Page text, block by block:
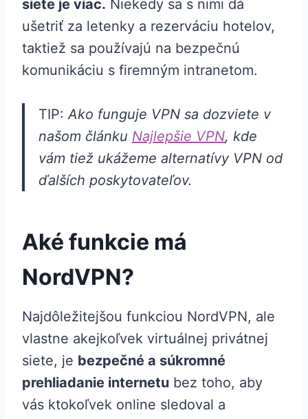
siete je viac. Niekedy sa s nimi dá
ušetriť za letenky a rezerváciu hotelov,
taktiež sa používajú na bezpečnú
komunikáciu s firemným intranetom.
TIP:Ako funguje VPN sa dozviete v
našom článku Najlepšie VPN, kde
vám tiež ukážeme alternatívy VPN od
ďalších poskytovateľov.
Aké funkcie má
NordVPN?
Najdôležitejšou funkciou NordVPN, ale
vlastne akejkoľvek virtuálnej privátnej
siete, je bezpečné a súkromné
prehliadanie internetu bez toho, aby
vás ktokoľvek online sledoval a